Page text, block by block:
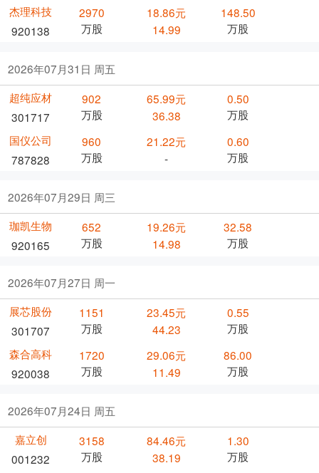
杰理科技
920138
2970
万股
18.86元
14.99
148.50
万股
2026年07月31日 周五
超纯应材
301717
902
万股
65.99元
36.38
0.50
万股
国仪公司
787828
960
万股
21.22元
-
0.60
万股
2026年07月29日 周三
珈凯生物
920165
652
万股
19.26元
14.98
32.58
万股
2026年07月27日 周一
展芯股份
301707
1151
万股
23.45元
44.23
0.55
万股
森合高科
920038
1720
万股
29.06元
11.49
86.00
万股
2026年07月24日 周五
嘉立创
001232
3158
万股
84.46元
38.19
1.30
万股